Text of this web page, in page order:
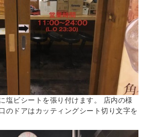
塩ビシートを張り付けます。 店内の様
のドアはカッティングシート切り文字を